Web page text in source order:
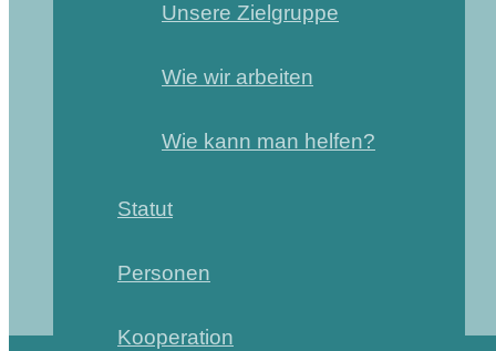
Unsere Zielgruppe
Wie wir arbeiten
Wie kann man helfen?
Statut
Personen
Kooperation